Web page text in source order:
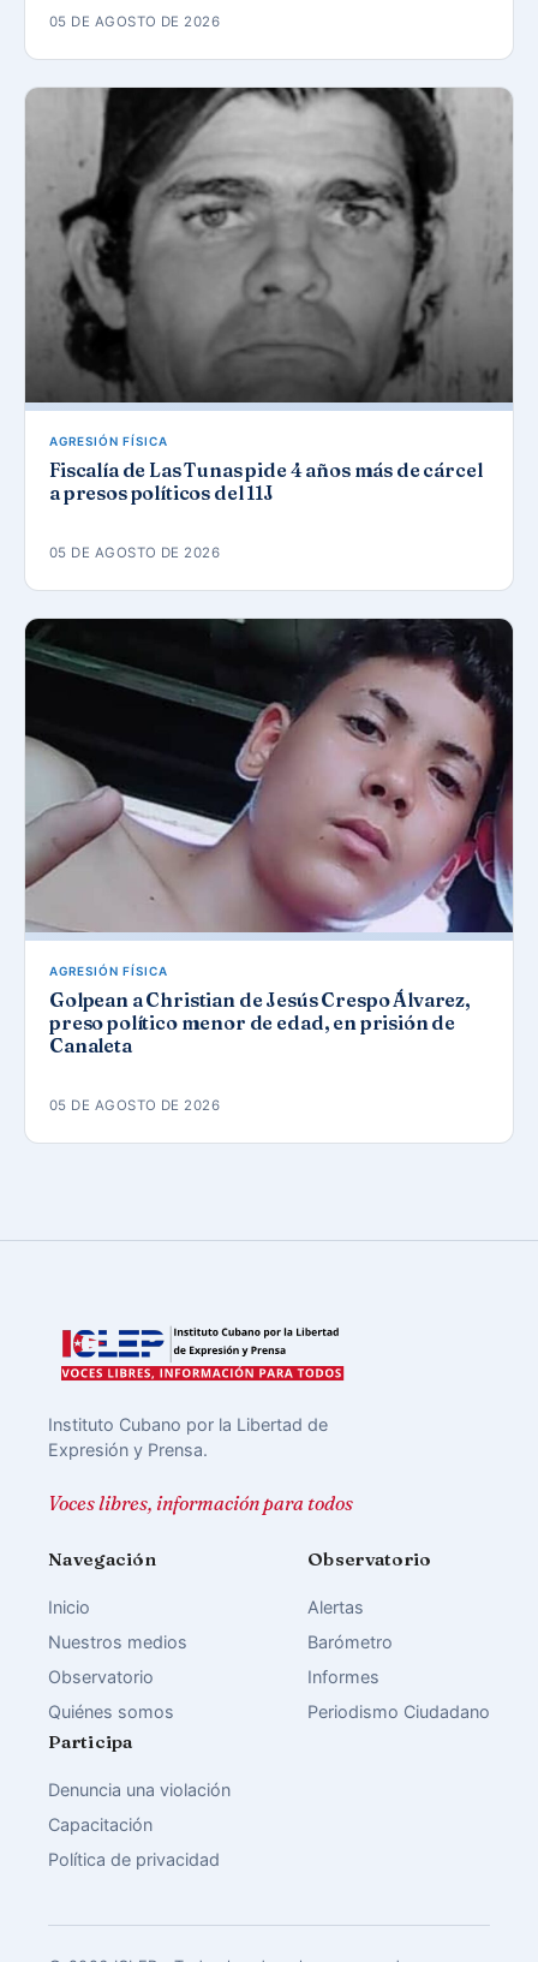
05 DE AGOSTO DE 2026
AGRESIÓN FÍSICA
Fiscalía de Las Tunas pide 4 años más de cárcel
a presos políticos del 11J
05 DE AGOSTO DE 2026
AGRESIÓN FÍSICA
Golpean a Christian de Jesús Crespo Álvarez,
preso político menor de edad, en prisión de
Canaleta
05 DE AGOSTO DE 2026
Instituto Cubano por la Libertad de
Expresión y Prensa.
Voces libres, información para todos
Navegación
Inicio
Nuestros medios
Observatorio
Quiénes somos
Observatorio
Alertas
Barómetro
Informes
Periodismo Ciudadano
Participa
Denuncia una violación
Capacitación
Política de privacidad